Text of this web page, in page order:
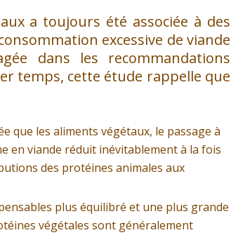
a toujours été associée à des
excessive de viande
dans les recommandations
temps, cette étude rappelle que
que les aliments végétaux, le passage à
en viande réduit inévitablement à la fois
des protéines animales aux
plus équilibré et une plus grande
végétales sont généralement